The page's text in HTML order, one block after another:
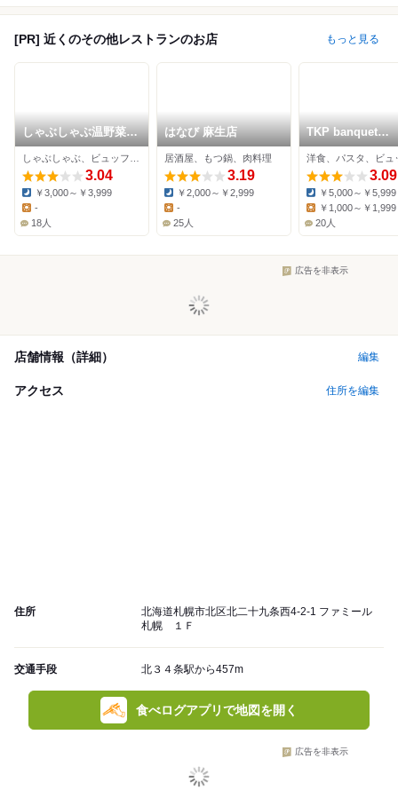
[PR] 近くのその他レストランのお店 もっと見る
しゃぶしゃぶ温野菜
北24条店
3.04
Dinner:
￥3,000～￥3,999
Lunch:
-
18人
はなび 麻生店
居酒屋、もつ鍋、肉料理
3.19
Dinner:
￥2,000～￥2,999
Lunch:
-
25人
TKP banquet
SanRemo
洋食、パスタ、ビュ
3.09
Dinner:
￥5,000～￥5,999
Lunch:
￥1,000～￥1,999
20人
広告を非表示
店舗情報（詳細） 編集
アクセス 住所を編集
住所
北海道札幌市北区北二十九条西4-2-1 ファミール
札幌 １Ｆ
交通手段 北３４条駅から457m
食べログアプリで地図を開く
広告を非表示